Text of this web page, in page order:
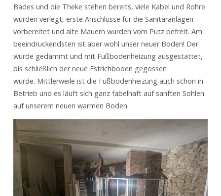
Bades und die Theke stehen bereits, viele Kabel und Rohre
wurden verlegt, erste Anschlüsse für die Sanitäranlagen
vorbereitet und alte Mauern wurden vom Putz befreit. Am
beeindruckendsten ist aber wohl unser neuer Boden! Der
wurde gedämmt und mit Fußbodenheizung ausgestattet,
bis schließlich der neue Estrichboden gegossen
wurde. Mittlerweile ist die Fußbodenheizung auch schon in
Betrieb und es läuft sich ganz fabelhaft auf sanften Sohlen
auf unserem neuen warmen Boden.